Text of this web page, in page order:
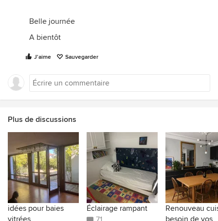
Belle journée
A bientôt
J'aime Sauvegarder
Plus de discussions
idées pour baies
vitrées
Éclairage rampant
Renouveau
besoin de vos